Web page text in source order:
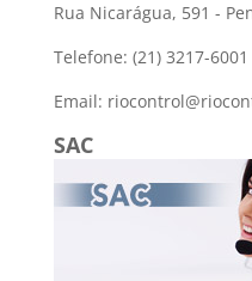
Rua Nicarágua, 591 -
Telefone: (21) 3217-
Email:
SAC